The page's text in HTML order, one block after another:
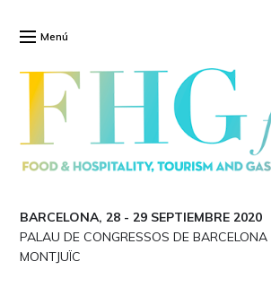
Menú
BARCELONA, 28 -29 SEPTIEMBRE 2020
PALAU DE CONGRESSOS DE BARCELONA
MONTJUÏC